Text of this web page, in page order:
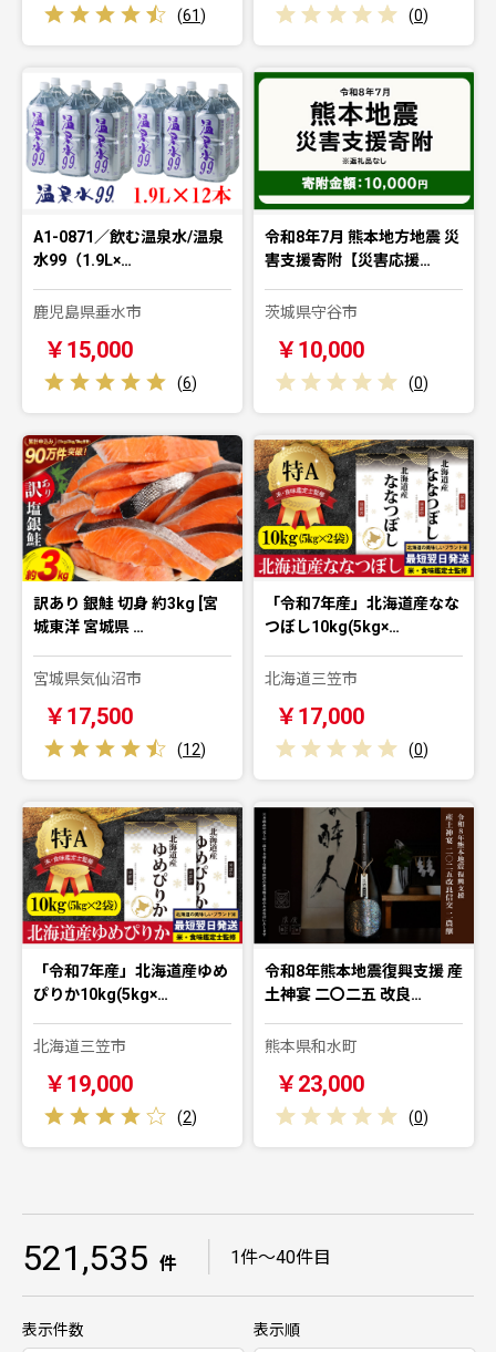
(61) (0)
A1-0871／飲む温泉水/温泉
水99（1.9L×…
鹿児島県垂水市
￥15,000
(6)
令和8年7月 熊本地方地震 災
害支援寄附【災害応援…
茨城県守谷市
￥10,000
(0)
訳あり 銀鮭 切身 約3kg [宮
城東洋 宮城県 …
宮城県気仙沼市
￥17,500
(12)
「令和7年産」北海道産なな
つぼし10kg(5kg×…
北海道三笠市
￥17,000
(0)
「令和7年産」北海道産ゆめ
ぴりか10kg(5kg×…
北海道三笠市
￥19,000
(2)
令和8年熊本地震復興支援 産
土神宴 二〇二五 改良…
熊本県和水町
￥23,000
(0)
521,535 件 1件～40件目
表示件数 表示順